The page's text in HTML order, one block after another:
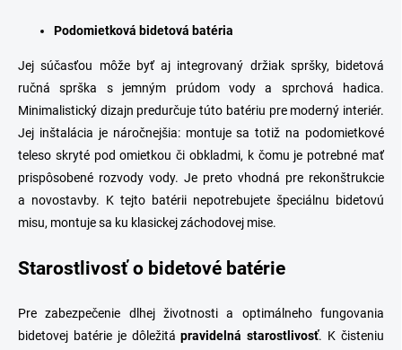
Podomietková bidetová batéria
Jej súčasťou môže byť aj integrovaný držiak spršky, bidetová
ručná sprška s jemným prúdom vody a sprchová hadica.
Minimalistický dizajn predurčuje túto batériu pre moderný interiér.
Jej inštalácia je náročnejšia: montuje sa totiž na podomietkové
teleso skryté pod omietkou či obkladmi, k čomu je potrebné mať
prispôsobené rozvody vody. Je preto vhodná pre rekonštrukcie
a novostavby. K tejto batérii nepotrebujete špeciálnu bidetovú
misu, montuje sa ku klasickej záchodovej mise.
Starostlivosť o bidetové batérie
Pre zabezpečenie dlhej životnosti a optimálneho fungovania
bidetovej batérie je dôležitápravidelná starostlivosť. K čisteniu